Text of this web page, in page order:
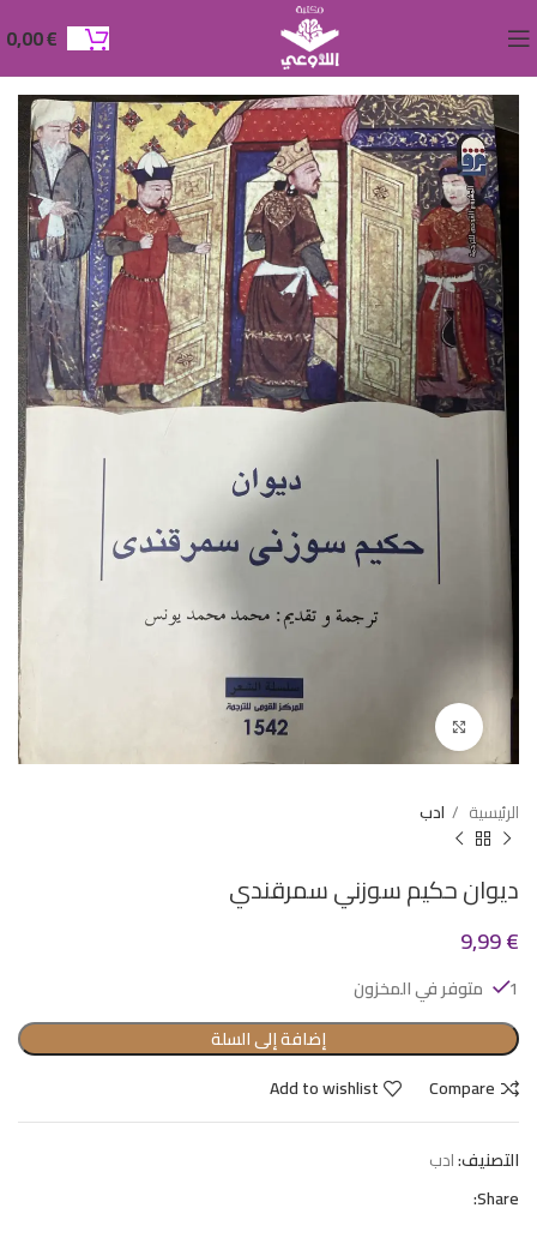
0,00€
الرئيسية ادب
ديوان حكيم سوزني سمرقندي
9,99€
1 متوفر في المخزون
إضافة إلى السلة
Compare
Add to wishlist
التصنيف:ادب
Share: